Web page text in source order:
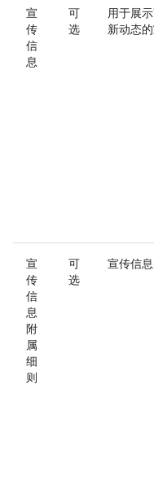
宣
传
信
息
可
选
用于展
新动态
宣
传
信
息
附
属
细
则
可
选
宣传信息